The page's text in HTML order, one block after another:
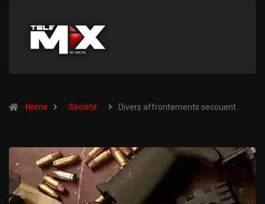
Home Société Divers affrontements secouent…